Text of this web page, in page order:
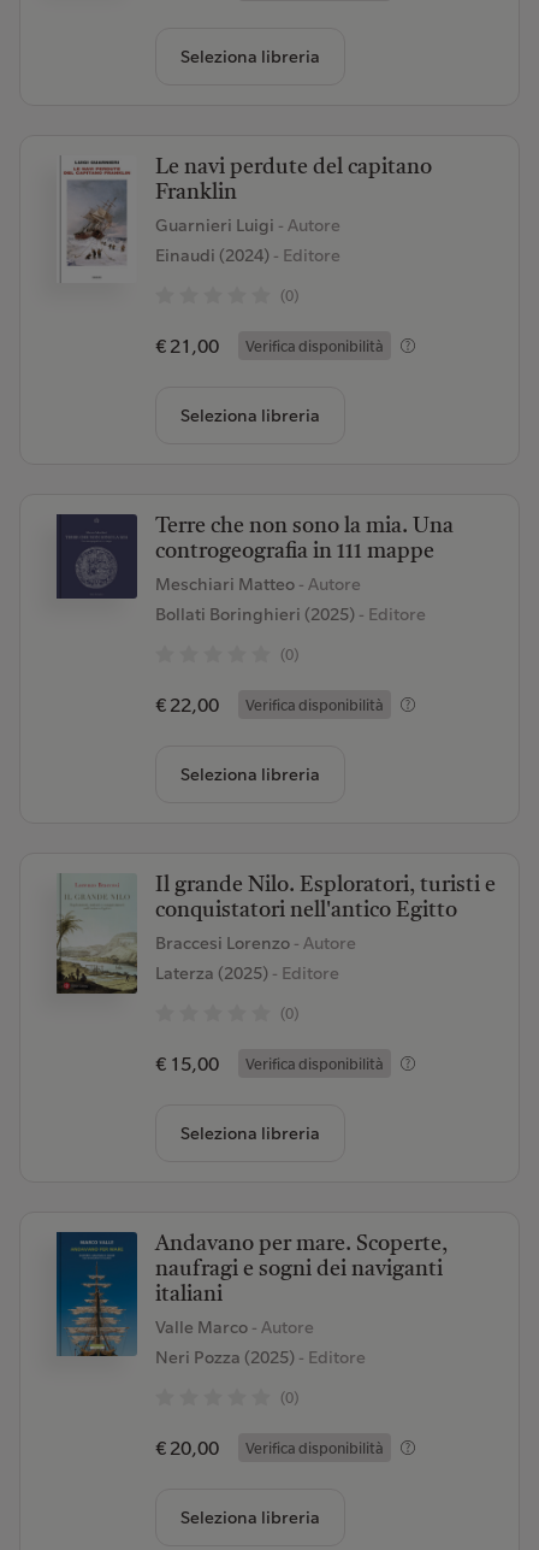
Seleziona libreria
Le navi perdute del capitano
Franklin
Guarnieri Luigi - Autore
Einaudi (2024)- Editore
(0)
€ 21,00 Verifica disponibilità
Seleziona libreria
Terre che non sono la mia. Una
controgeografia in 111 mappe
Meschiari Matteo - Autore
Bollati Boringhieri (2025)- Editore
(0)
€ 22,00 Verifica disponibilità
Seleziona libreria
Il grande Nilo. Esploratori, turisti e
conquistatori nell'antico Egitto
Braccesi Lorenzo - Autore
Laterza (2025)- Editore
(0)
€ 15,00 Verifica disponibilità
Seleziona libreria
Andavano per mare. Scoperte,
naufragi e sogni dei naviganti
italiani
Valle Marco - Autore
Neri Pozza (2025)- Editore
(0)
€ 20,00 Verifica disponibilità
Seleziona libreria